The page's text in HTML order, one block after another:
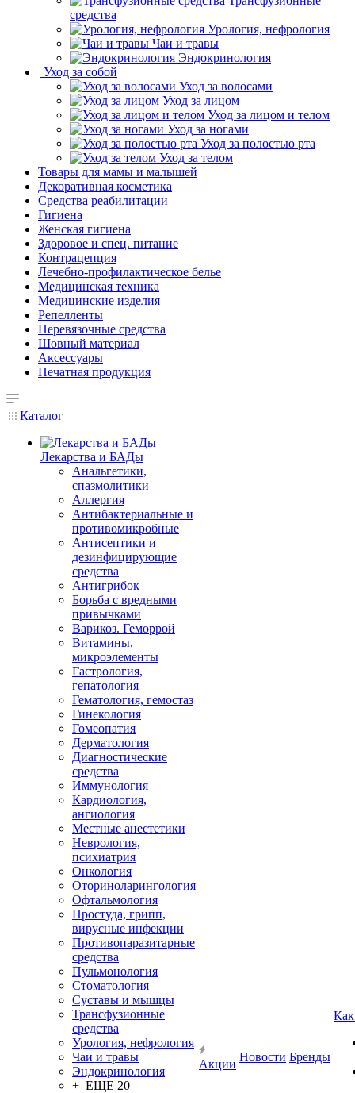
средства
Урология, нефрология
Чаи и травы
Эндокринология
Уход за собой
Уход за волосами
Уход за лицом
Уход за лицом и телом
Уход за ногами
Уход за полостью рта
Уход за телом
Товары для мамы и малышей
Декоративная косметика
Средства реабилитации
Гигиена
Женская гигиена
Здоровое и спец. питание
Контрацепция
Лечебно-профилактическое белье
Медицинская техника
Медицинские изделия
Репелленты
Перевязочные средства
Шовный материал
Аксессуары
Печатная продукция
Каталог
Лекарства и БАДы
Анальгетики,
спазмолитики
Аллергия
Антибактериальные и
противомикробные
Антисептики и
дезинфицирующие
средства
Антигрибок
Борьба с вредными
привычками
Варикоз. Геморрой
Витамины,
микроэлементы
Гастрология,
гепатология
Гематология, гемостаз
Гинекология
Гомеопатия
Дерматология
Диагностические
средства
Иммунология
Кардиология,
ангиология
Местные анестетики
Неврология,
психиатрия
Онкология
Оториноларингология
Офтальмология
Простуда, грипп,
вирусные инфекции
Противопаразитарные
средства
Пульмонология
Стоматология
Суставы и мышцы
Трансфузионные
средства
Урология, нефрология
Чаи и травы
Эндокринология
+ ЕЩЕ 20
Акции
Новости Бренды